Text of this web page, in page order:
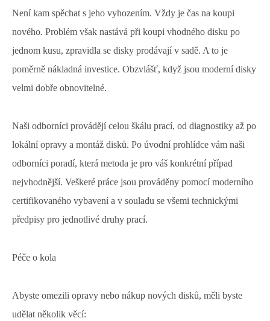
Není kam spěchat s jeho vyhozením. Vždy je čas na koupi
nového. Problém však nastává při koupi vhodného disku po
jednom kusu, zpravidla se disky prodávají v sadě. A to je
poměrně nákladná investice. Obzvlášť, když jsou moderní disky
velmi dobře obnovitelné.
Naši odborníci provádějí celou škálu prací, od diagnostiky až po
lokální opravy a montáž disků. Po úvodní prohlídce vám naši
odborníci poradí, která metoda je pro váš konkrétní případ
nejvhodnější. Veškeré práce jsou prováděny pomocí moderního
certifikovaného vybavení a v souladu se všemi technickými
předpisy pro jednotlivé druhy prací.
Péče o kola
Abyste omezili opravy nebo nákup nových disků, měli byste
udělat několik věcí: